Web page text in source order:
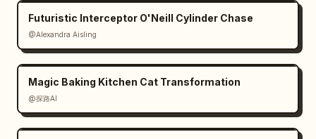
Futuristic Interceptor O'Neill Cylinder Chase
@Alexandra Aisling
Magic Baking Kitchen Cat Transformation
@探路AI